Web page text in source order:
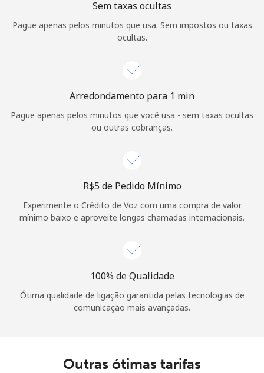
Esqueceu sua senha? →
Login
Continuar com
Sem taxas ocultas
Pague apenas pelos minutos que usa. Sem impostos ou taxas
ocultas.
Arredondamento para 1 min
Pague apenas pelos minutos que você usa - sem taxas ocultas
ou outras cobranças.
⁦R$5⁩ de Pedido Mínimo
Experimente o Crédito de Voz com uma compra de valor
mínimo baixo e aproveite longas chamadas internacionais.
100% de Qualidade
Ótima qualidade de ligação garantida pelas tecnologias de
comunicação mais avançadas.
Outras ótimas tarifas